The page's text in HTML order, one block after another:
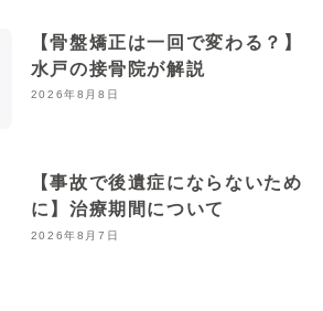
【骨盤矯正は一回で変わる？】
水戸の接骨院が解説
2026年8月8日
【事故で後遺症にならないため
に】治療期間について
2026年8月7日